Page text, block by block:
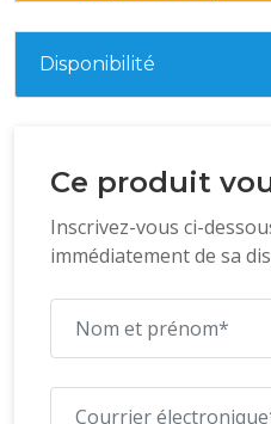
Disponibilité
Ce produit
Inscrivez-vous ci-
immédiatement de sa